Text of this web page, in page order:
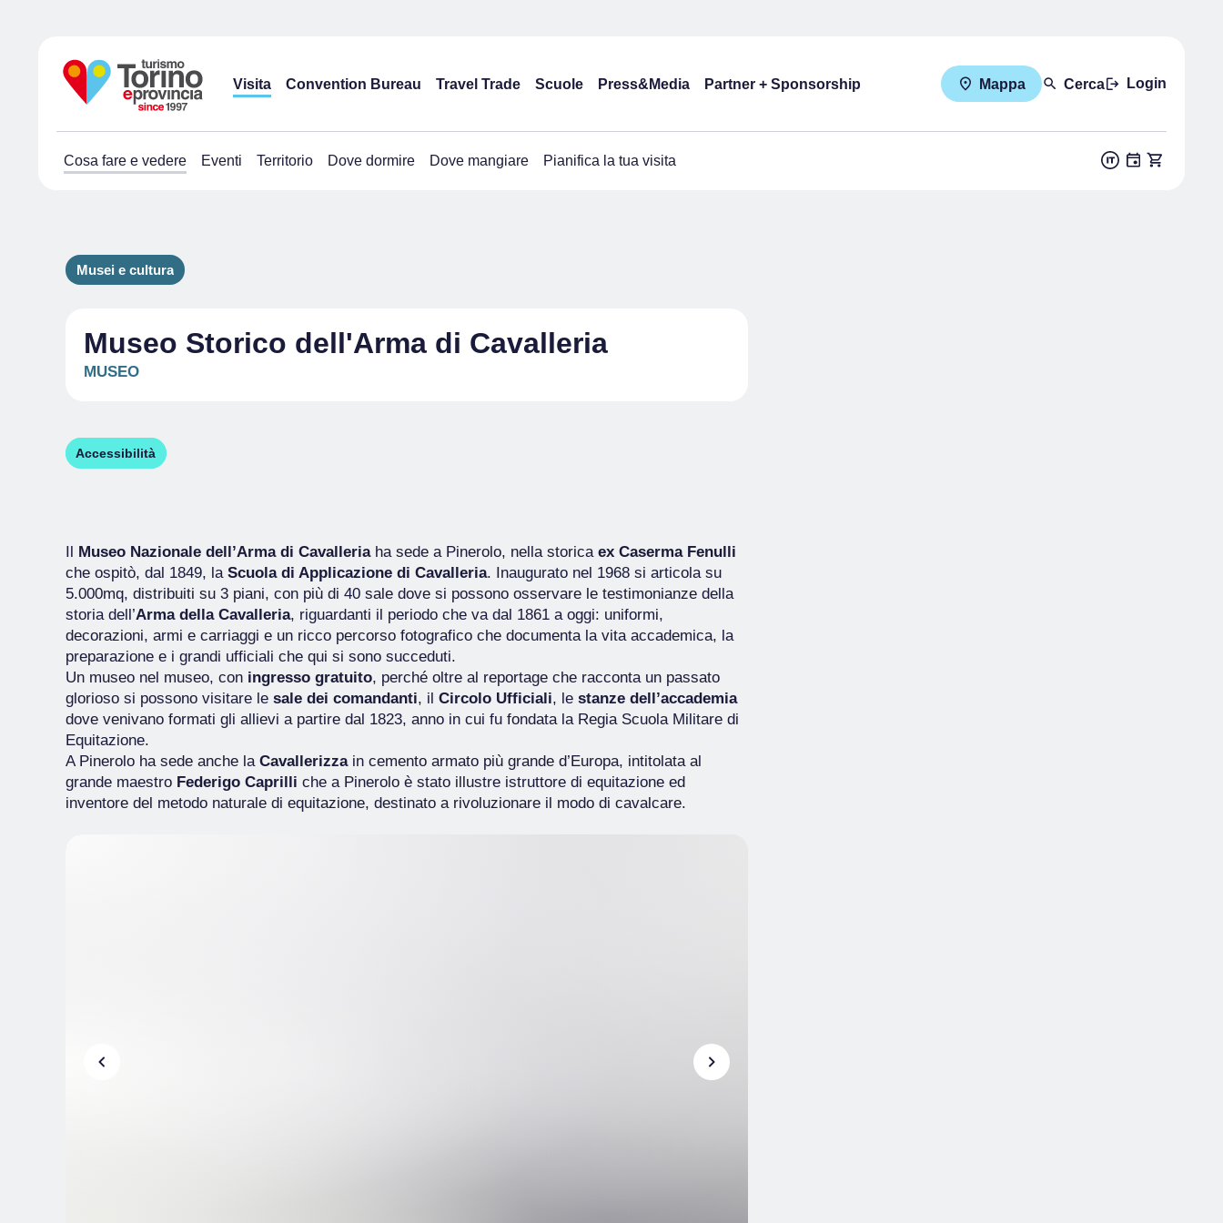
Visita Convention Bureau Travel Trade Scuole Press&Media Partner + Sponsorship Mappa Cerca Login
Cosa fare e vedere Eventi Territorio Dove dormire Dove mangiare Pianifica la tua visita
Musei e cultura
Museo Storico dell'Arma di Cavalleria
MUSEO
Accessibilità
Il Museo Nazionale dell’Arma di Cavalleriaha sede a Pinerolo, nella storica ex Caserma Fenulli
che ospitò, dal 1849, la Scuola di Applicazione di Cavalleria. Inaugurato nel 1968 si articola su
5.000mq, distribuiti su 3 piani, con più di 40 sale dove si possono osservare le testimonianze della
storia dell’Arma della Cavalleria, riguardanti il periodo che va dal 1861 a oggi: uniformi,
decorazioni, armi e carriaggi e un ricco percorso fotografico che documenta la vita accademica, la
preparazione e i grandi ufficiali che qui si sono succeduti.
Un museo nel museo, con ingresso gratuito, perché oltre al reportage che racconta un passato
glorioso si possono visitare le sale dei comandanti, il Circolo Ufficiali, le stanze dell’accademia
dove venivano formati gli allievi a partire dal 1823, anno in cui fu fondata la Regia Scuola Militare di
Equitazione.
A Pinerolo ha sede anche la Cavallerizza in cemento armato più grande d’Europa, intitolata al
grande maestro Federigo Caprilli che a Pinerolo è stato illustre istruttore di equitazione ed
inventore del metodo naturale di equitazione, destinato a rivoluzionare il modo di cavalcare.